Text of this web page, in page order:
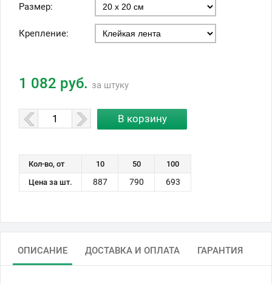
Размер:
Крепление:
1 082 руб. за штуку
Кол-во, от 10 50
100
Цена за шт.
887 790 693
ОПИСАНИЕ ДОСТАВКА И ОПЛАТА ГАРАНТИЯ